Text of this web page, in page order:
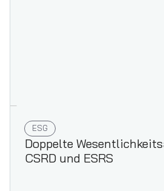
ESG
Doppelte
CSRD und ESRS